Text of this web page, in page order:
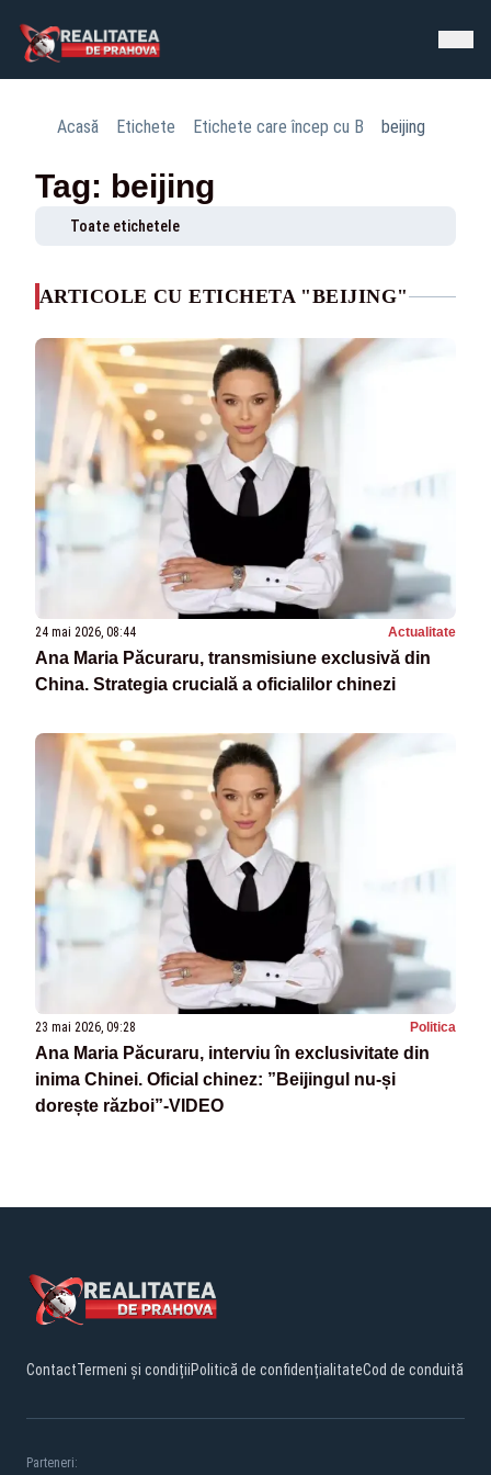
Acasă Etichete Etichete care încep cu B beijing
Tag: beijing
Toate etichetele
ARTICOLE CU ETICHETA "BEIJING"
24 mai 2026, 08:44 Actualitate
Ana Maria Păcuraru, transmisiune exclusivă din
China. Strategia crucială a oficialilor chinezi
23 mai 2026, 09:28 Politica
Ana Maria Păcuraru, interviu în exclusivitate din
inima Chinei. Oficial chinez: ”Beijingul nu-și
dorește război”-VIDEO
ContactTermeni și condițiiPolitică de confidențialitateCod de conduită
Parteneri: